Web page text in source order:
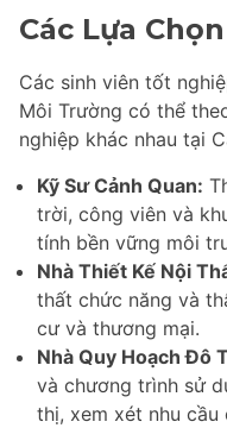
Các Lựa
Các sinh viên tốt
Môi Trường có thể
nghiệp khác nhau tại
Kỹ Sư Cảnh Quan:
trời, công viên và
tính bền vững môi
Nhà Thiết Kế Nội
thất chức năng và
cư và thương mại.
Nhà Quy Hoạch Đô
và chương trình sử
thị, xem xét nhu